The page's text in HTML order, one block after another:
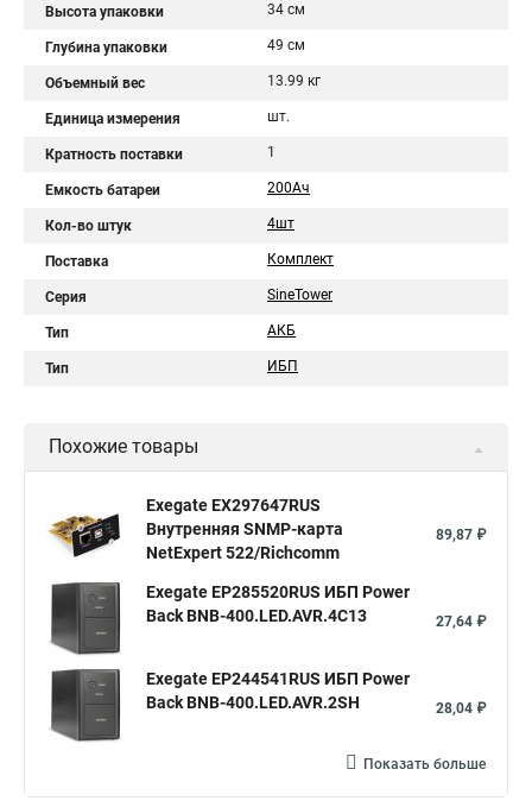
Высота упаковки 34 см
Глубина упаковки 49 см
Объемный вес 13.99 кг
Единица измерения шт.
Кратность поставки 1
Емкость батареи 200Aч
Кол-во штук 4шт
Поставка Комплект
Серия SineTower
Тип АКБ
Тип ИБП
Похожие товары
Exegate EX297647RUS
Внутренняя SNMP-карта
NetExpert 522/Richcomm
89,87 ₽
Exegate EP285520RUS ИБП Power
Back BNB-400.LED.AVR.4C13
27,64 ₽
Exegate EP244541RUS ИБП Power
Back BNB-400.LED.AVR.2SH
28,04 ₽
Показать больше